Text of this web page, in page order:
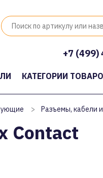
+7 (499)
КАТЕГОРИИ
> Разъемы, кабели
Contact